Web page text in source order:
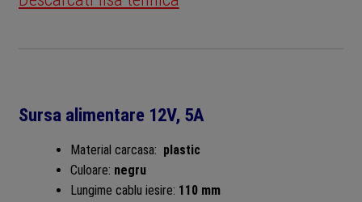
Sursa alimentare 12V, 5A
Material carcasa: plastic
Culoare: negru
Lungime cablu iesire: 110 mm